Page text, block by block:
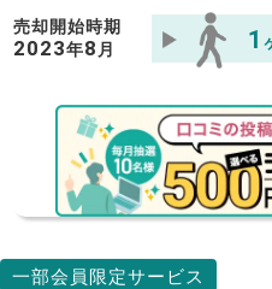
売却開始時期
2023年8 月 1
一部会員限定サービス